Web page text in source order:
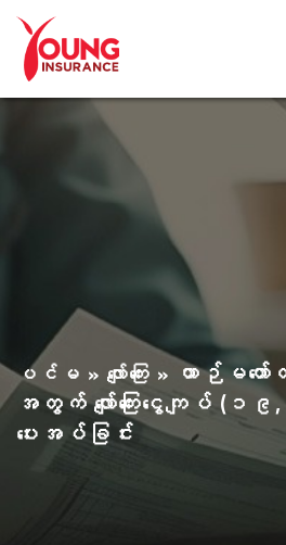
ပင်မ » လျော်ကြေး » ယာဉ်မတ
အတွက် လျော်ကြေးငွေကျပ်
ပေးအပ်ခြင်း